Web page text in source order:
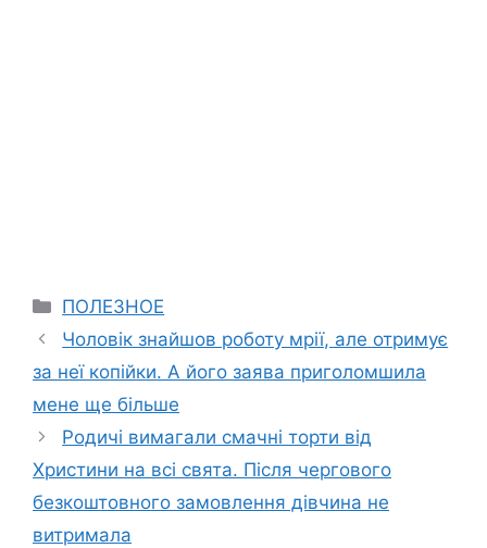
Categories
ПОЛЕЗНОЕ
Чоловік знайшов роботу мрії, але отримує
за неї копійки. А його заява приголомшила
мене ще більше
Родичі вимагали смачні торти від
Христини на всі свята. Після чергового
безкоштовного замовлення дівчина не
витримала